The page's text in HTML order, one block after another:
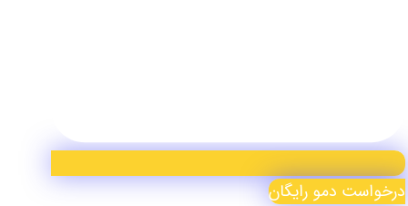
درخواست دمو رایگان